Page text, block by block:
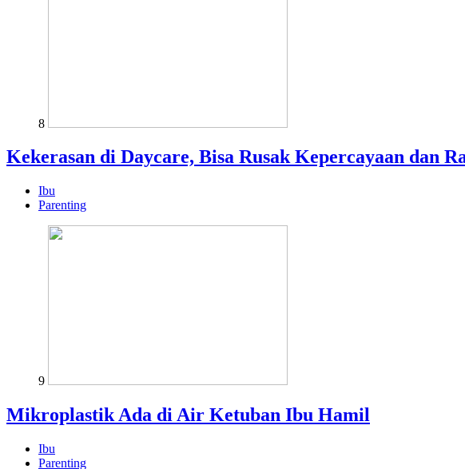
8
Kekerasan di Daycare, Bisa Rusak Kepercayaan dan
Ibu
Parenting
9
Mikroplastik Ada di Air Ketuban Ibu Hamil
Ibu
Parenting